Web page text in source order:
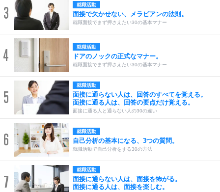
3 就職活動
面接で欠かせない、メラビアンの法則。
就職面接でまず押さえたい30の基本マナー
4 就職活動
ドアのノックの正式なマナー。
就職面接でまず押さえたい30の基本マナー
5
就職活動
面接に通らない人は、回答のすべてを覚える。
面接に通る人は、回答の要点だけ覚える。
面接に通る人と通らない人の30の違い
6 就職活動
自己分析の基本になる、3つの質問。
就職活動で自己分析をする30の方法
7
就職活動
面接に通らない人は、面接を怖がる。
面接に通る人は、面接を楽しむ。